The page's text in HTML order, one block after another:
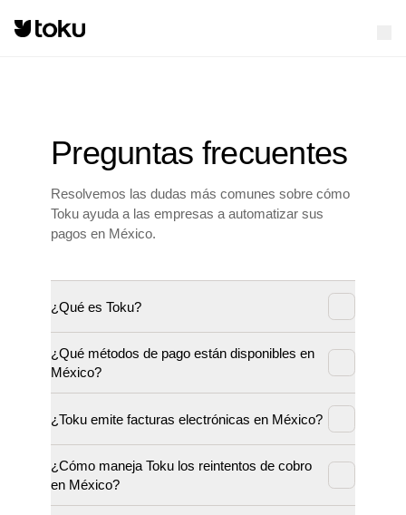
Preguntas frecuentes
Resolvemos las dudas más comunes sobre cómo
Toku ayuda a las empresas a automatizar sus
pagos en México.
¿Qué es Toku?
¿Qué métodos de pago están disponibles en
México?
¿Toku emite facturas electrónicas en México?
¿Cómo maneja Toku los reintentos de cobro
en México?